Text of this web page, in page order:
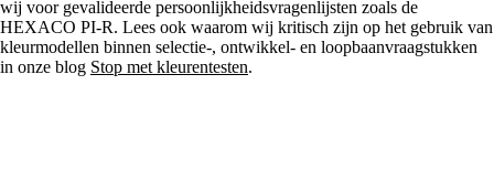
wij voor gevalideerde persoonlijkheidsvragenlijsten zoals de
HEXACO PI-R. Lees ook waarom wij kritisch zijn op het gebruik van
kleurmodellen binnen selectie-, ontwikkel- en loopbaanvraagstukken
in onze blog Stop met kleurentesten.